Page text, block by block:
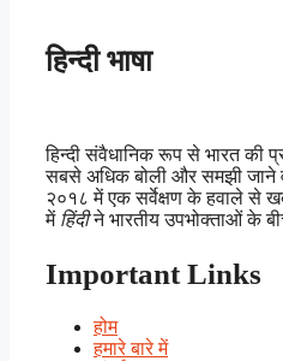
हिन्दी भाषा
हिन्दी संवैधानिक रूप से भारत की
सबसे अधिक बोली और समझी जाने
२०१८ में एक सर्वेक्षण के हवाले से
में हिंदीने भारतीय उपभोक्ताओं के
Important Links
होम
हमारे बारे में